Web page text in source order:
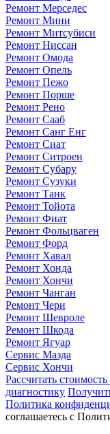
Ремонт Мерседес
Ремонт Мини
Ремонт Митсубиси
Ремонт Ниссан
Ремонт Омода
Ремонт Опель
Ремонт Пежо
Ремонт Порше
Ремонт Рено
Ремонт Сааб
Ремонт Санг Енг
Ремонт Сиат
Ремонт Ситроен
Ремонт Субару
Ремонт Сузуки
Ремонт Танк
Ремонт Тойота
Ремонт Фиат
Ремонт Фольцваген
Ремонт Форд
Ремонт Хавал
Ремонт Хонда
Ремонт Хончи
Ремонт Чанган
Ремонт Чери
Ремонт Шевроле
Ремонт Шкода
Ремонт Ягуар
Сервис Мазда
Сервис Хончи
Рассчитать
диагностику
Политика
соглашаетесь с